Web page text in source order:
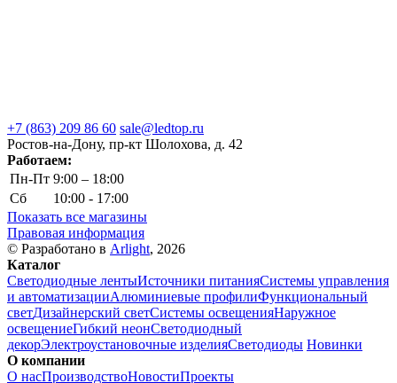
+7 (863) 209 86 60 sale@ledtop.ru
Ростов-на-Дону, пр-кт Шолохова, д. 42
Работаем:
Пн-Пт 9:00 – 18:00
Сб
10:00 - 17:00
Показать все магазины
Правовая информация
© Разработано в Arlight, 2026
Каталог
Светодиодные лентыИсточники питанияСистемы управления
и автоматизацииАлюминиевые профилиФункциональный
светДизайнерский светСистемы освещенияНаружное
освещениеГибкий неонСветодиодный
декорЭлектроустановочные изделияСветодиоды Новинки
О компании
О насПроизводствоНовостиПроекты